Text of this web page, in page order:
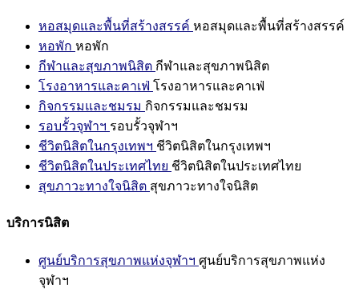
หอสมุดและพื้นที่สร้างสรรค์ หอสมุดและพื้นที่สร้างสรรค์
หอพัก หอพัก
กีฬาและสุขภาพนิสิต กีฬาและสุขภาพนิสิต
โรงอาหารและคาเฟ่ โรงอาหารและคาเฟ่
กิจกรรมและชมรม กิจกรรมและชมรม
รอบรั้วจุฬาฯ รอบรั้วจุฬาฯ
ชีวิตนิสิตในกรุงเทพฯ ชีวิตนิสิตในกรุงเทพฯ
ชีวิตนิสิตในประเทศไทย ชีวิตนิสิตในประเทศไทย
สุขภาวะทางใจนิสิต สุขภาวะทางใจนิสิต
บริการนิสิต
ศูนย์บริการสุขภาพแห่งจุฬาฯ ศูนย์บริการสุขภาพแห่ง
จุฬาฯ